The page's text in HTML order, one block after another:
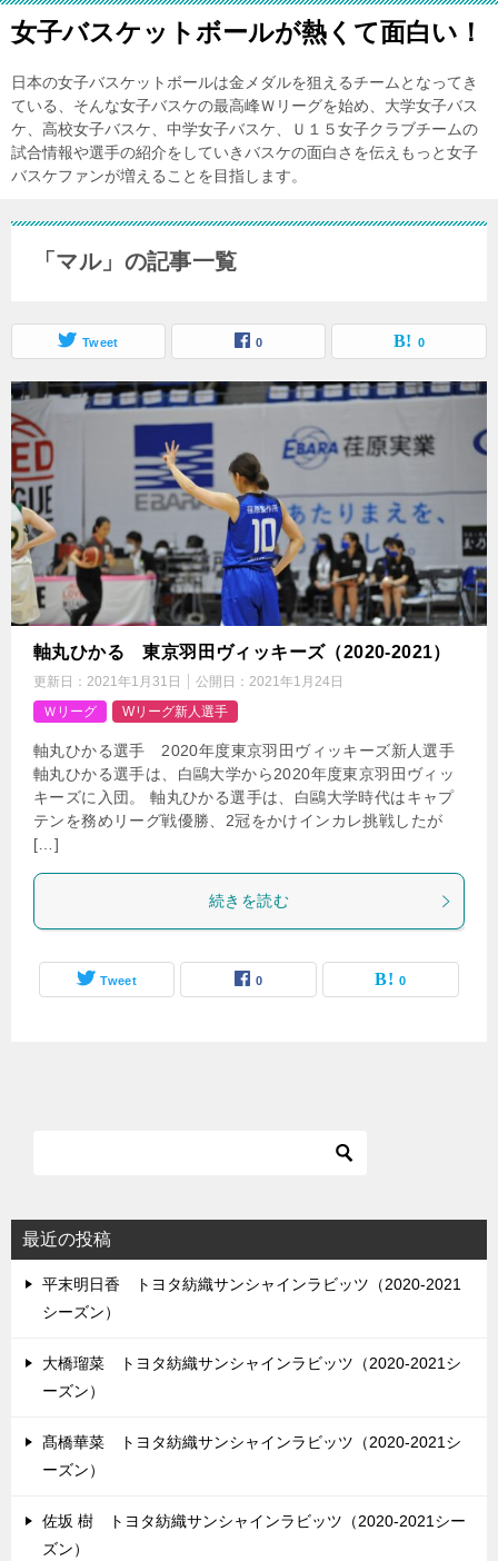
女子バスケットボールが熱くて面白い！
日本の女子バスケットボールは金メダルを狙えるチームとなってき
ている、そんな女子バスケの最高峰Ｗリーグを始め、大学女子バス
ケ、高校女子バスケ、中学女子バスケ、Ｕ１５女子クラブチームの
試合情報や選手の紹介をしていきバスケの面白さを伝えもっと女子
バスケファンが増えることを目指します。
「マル」の記事一覧
Tweet 0 0
軸丸ひかる 東京羽田ヴィッキーズ（2020-2021）
更新日： 2021年1月31日 公開日： 2021年1月24日
Ｗリーグ
Wリーグ新人選手
軸丸ひかる選手 2020年度東京羽田ヴィッキーズ新人選手
軸丸ひかる選手は、白鷗大学から2020年度東京羽田ヴィッ
キーズに入団。 軸丸ひかる選手は、白鷗大学時代はキャプ
テンを務めリーグ戦優勝、2冠をかけインカレ挑戦したが
[…]
続きを読む
Tweet 0 0
最近の投稿
平末明日香 トヨタ紡織サンシャインラビッツ（2020-2021
シーズン）
大橋瑠菜 トヨタ紡織サンシャインラビッツ（2020-2021シ
ーズン）
髙橋華菜 トヨタ紡織サンシャインラビッツ（2020-2021シ
ーズン）
佐坂 樹 トヨタ紡織サンシャインラビッツ（2020-2021シー
ズン）